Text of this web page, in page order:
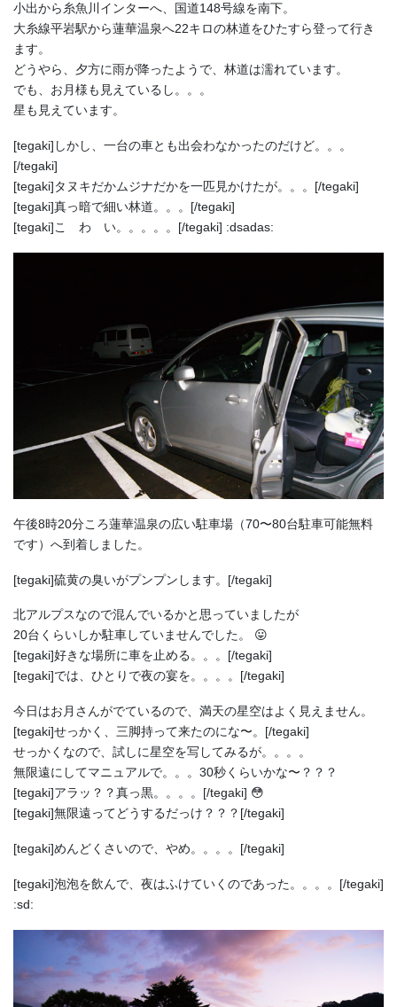
小出から糸魚川インターへ、国道148号線を南下。
大糸線平岩駅から蓮華温泉へ22キロの林道をひたすら登って行き
ます。
どうやら、夕方に雨が降ったようで、林道は濡れています。
でも、お月様も見えているし。。。
星も見えています。
[tegaki]しかし、一台の車とも出会わなかったのだけど。。。
[/tegaki]
[tegaki]タヌキだかムジナだかを一匹見かけたが。。。[/tegaki]
[tegaki]真っ暗で細い林道。。。[/tegaki]
[tegaki]こ わ い。。。。。[/tegaki] :dsadas:
午後8時20分ころ蓮華温泉の広い駐車場（70〜80台駐車可能無料
です）へ到着しました。
[tegaki]硫黄の臭いがプンプンします。[/tegaki]
北アルプスなので混んでいるかと思っていましたが
20台くらいしか駐車していませんでした。 😛
[tegaki]好きな場所に車を止める。。。[/tegaki]
[tegaki]では、ひとりで夜の宴を。。。。[/tegaki]
今日はお月さんがでているので、満天の星空はよく見えません。
[tegaki]せっかく、三脚持って来たのにな〜。[/tegaki]
せっかくなので、試しに星空を写してみるが。。。。
無限遠にしてマニュアルで。。。30秒くらいかな〜？？？
[tegaki]アラッ？？真っ黒。。。。[/tegaki] 😳
[tegaki]無限遠ってどうするだっけ？？？[/tegaki]
[tegaki]めんどくさいので、やめ。。。。[/tegaki]
[tegaki]泡泡を飲んで、夜はふけていくのであった。。。。[/tegaki]
:sd: